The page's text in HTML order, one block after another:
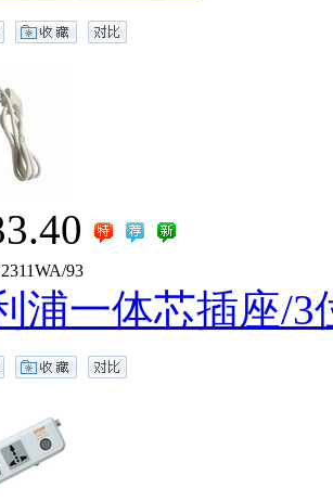
93
浦一体芯插座/3